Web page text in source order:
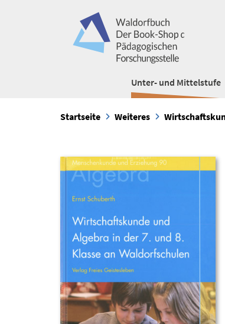
Unter- und Mittelstufe
Startseite Weiteres